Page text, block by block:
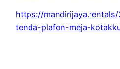
https://
tenda-plafon-meja-